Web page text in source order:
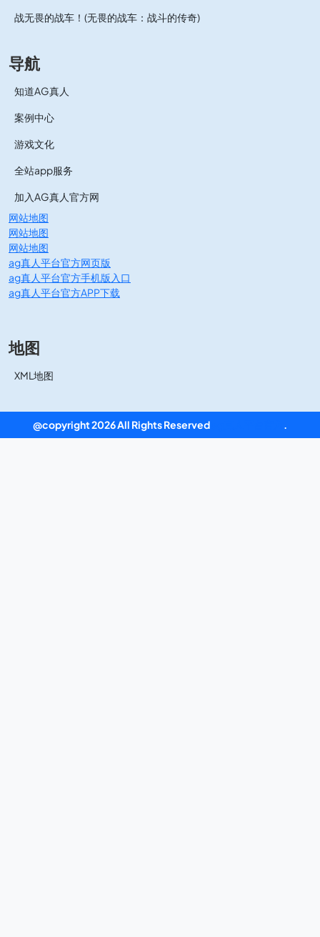
战无畏的战车！(无畏的战车：战斗的传奇)
导航
知道AG真人
案例中心
游戏文化
全站app服务
加入AG真人官方网
网站地图
网站地图
网站地图
ag真人平台官方网页版
ag真人平台官方手机版入口
ag真人平台官方APP下载
地图
XML地图
@copyright 2026 All Rights Reserved .